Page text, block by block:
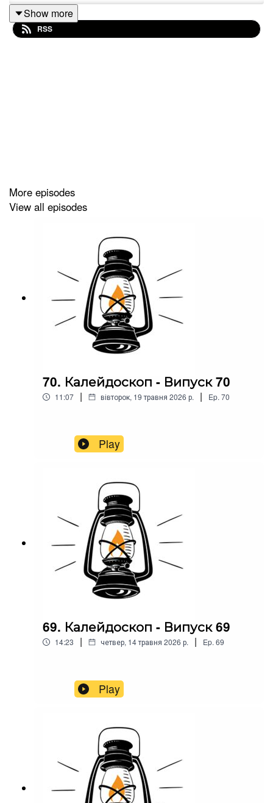
Show more
RSS
More episodes
View all episodes
70. Калейдоскоп - Випуск 70
11:07 | вівторок, 19 травня 2026 р. | Ep. 70
Play
69. Калейдоскоп - Випуск 69
14:23 | четвер, 14 травня 2026 р. | Ep. 69
Play